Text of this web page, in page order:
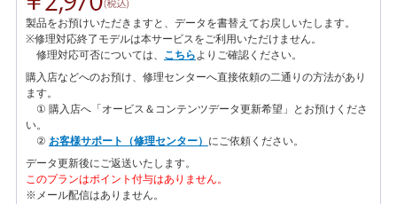
製品をお預けいただきますと、データを書替えてお戻しいたします。
※修理対応終了モデルは本サービスをご利用いただけません。
修理対応可否については、 こちらよりご確認ください。
購入店などへのお預け、修理センターへ直接依頼の二通りの方法があり
ます。
① 購入店へ「オービス＆コンテンツデータ更新希望」とお預けくださ
い。
② お客様サポート（修理センター） にご依頼ください。
データ更新後にご返送いたします。
このプランはポイント付与はありません。
※メール配信はありません。